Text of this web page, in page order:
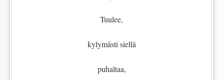
Tuulee,
kylymästi siellä
puhaltaa,